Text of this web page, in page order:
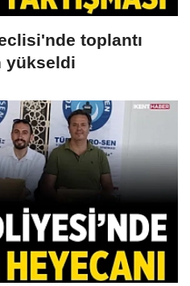
toplantı
yükseldi